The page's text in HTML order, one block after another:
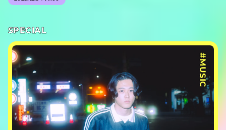
SPECIAL
#MUSIC